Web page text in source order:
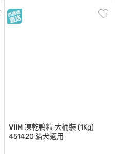
VIIM凍乾鴨粒 大桶裝 (1Kg)
451420 貓犬適用